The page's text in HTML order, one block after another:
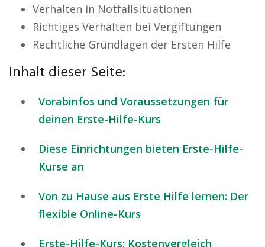
Verhalten in Notfallsituationen
Richtiges Verhalten bei Vergiftungen
Rechtliche Grundlagen der Ersten Hilfe
Inhalt dieser Seite:
Vorabinfos und Voraussetzungen für
deinen Erste-Hilfe-Kurs
Diese Einrichtungen bieten Erste-Hilfe-
Kurse an
Von zu Hause aus Erste Hilfe lernen: Der
flexible Online-Kurs
Erste-Hilfe-Kurs: Kostenvergleich